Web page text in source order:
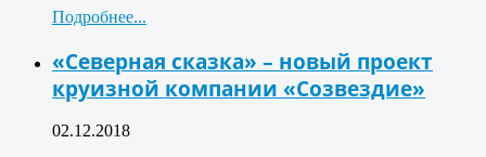
Подробнее...
«Северная сказка» – новый проект
круизной компании «Созвездие»
02.12.2018